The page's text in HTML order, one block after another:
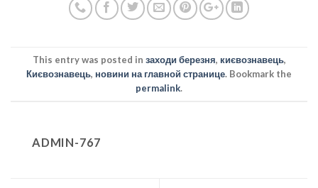
This entry was posted in заходи березня, києвознавець,
Києвознавець, новини на главной странице. Bookmark the
permalink.
ADMIN-767